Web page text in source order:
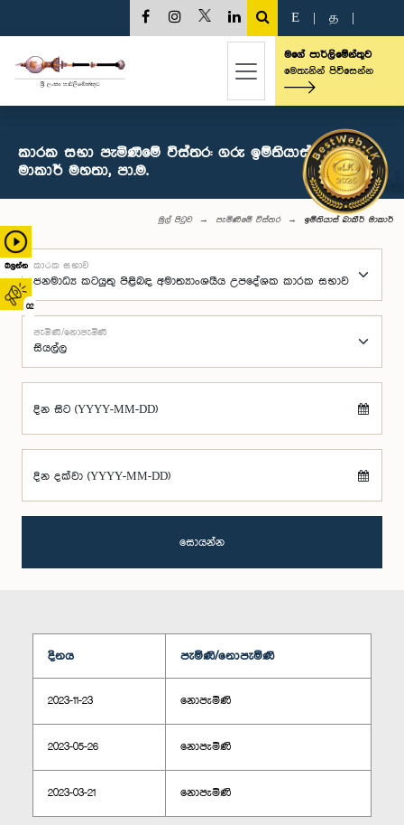
බලන්න
02
E த
මගේ පාර්ලිමේන්තුව
මෙතැනින් පිවිසෙන්න
කාරක සභා පැමිණීමේ විස්තර: ගරු ඉම්තියාස් බාකීර්
මාකාර් මහතා, පා.ම.
මුල් පිටුව පැමිණීමේ විස්තර ඉම්තියාස් බාකීර් මාකාර්
කාරක සභාව
පැමිණි/නොපැමිණි
දින සිට (YYYY-MM-DD)
දින දක්වා (YYYY-MM-DD)
සොයන්න
දිනය පැමිණි/නොපැමිණි
2023-11-23 නොපැමිණි
2023-05-26 නොපැමිණි
2023-03-21 නොපැමිණි